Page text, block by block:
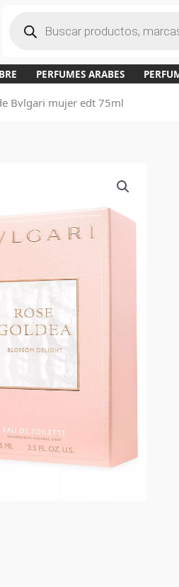
a
d
e
r
o
PERFUMES ARABES
Bvlgari mujer edt 75ml